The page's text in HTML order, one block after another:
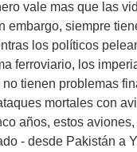
vale mas que las
embargo, siempre
los políticos
ferroviario, los
tienen problemas
mortales con
años, estos
- desde Pakistán a